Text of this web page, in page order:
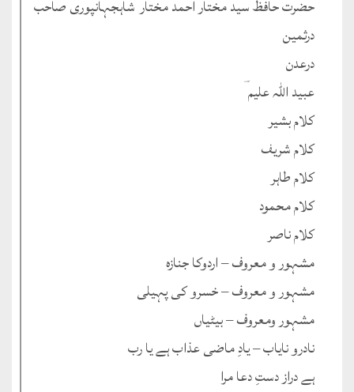
حضرت حافظ سید مختار احمد مختار ؔشاہجہانپوری صاحب ؓ
درثمین
درعدن
عبید اللہ علیم ؔ
کلام بشیر
کلام شریف
کلام طاہر
کلام محمود
کلام ناصر
مشہور و معروف – اردوکا جنازہ
مشہور و معروف – خسرو کی پہیلی
مشہور ومعروف – بیٹیاں
نادرو نایاب – یادِ ماضی عذاب ہے یا رب
ہے دراز دستِ دعا مرا